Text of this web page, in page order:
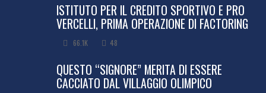
ISTITUTO PER IL CREDITO SPORTIVO E PRO
VERCELLI, PRIMA OPERAZIONE DI FACTORING
66.1K 48
QUESTO “SIGNORE” MERITA DI ESSERE
CACCIATO DAL VILLAGGIO OLIMPICO